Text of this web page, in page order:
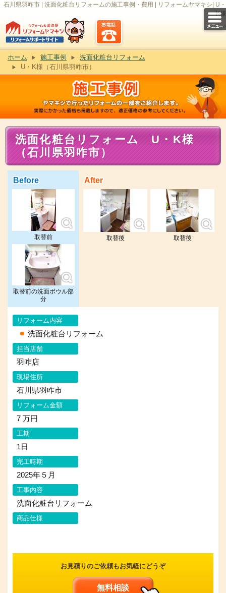
石川県羽咋市 | 洗面化粧台リフォームの施工事例・費用 | リフォームヤマキシ| U・
K様
ホーム 施工事例
洗面化粧台リフォーム
U・K様（石川県羽咋市）
洗面化粧台リフォーム U・K様
（石川県羽咋市）
Before
取替前
取替前の洗面ボウル部
分
取替後 取替後
リフォーム内容
洗面化粧台リフォーム
担当店舗
羽咋店
現場住所
石川県羽咋市
リフォーム金額
7 万円
工期
1日
完工時期
2025年５月
工事内容
洗面化粧台リフォーム
商品仕様
お見積りのご依頼もお気軽にどうぞ
無料相談